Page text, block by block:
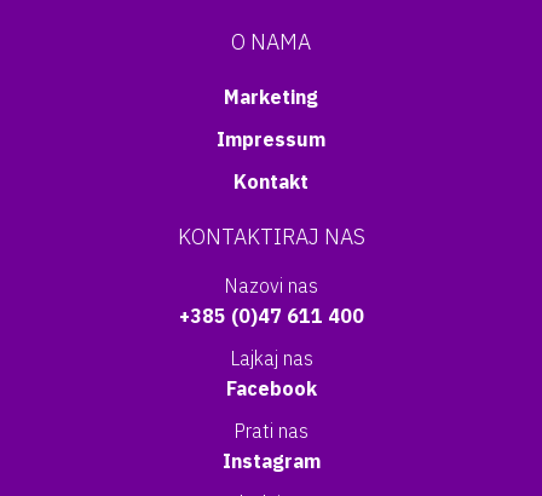
O NAMA
Marketing
Impressum
Kontakt
KONTAKTIRAJ NAS
Nazovi nas
+385 (0)47 611 400
Lajkaj nas
Facebook
Prati nas
Instagram